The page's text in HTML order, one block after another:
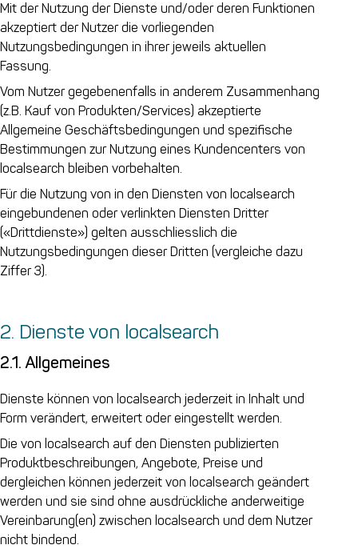
Mit der Nutzung der Dienste und/oder deren Funktionen
akzeptiert der Nutzer die vorliegenden
Nutzungsbedingungen in ihrer jeweils aktuellen
Fassung.
Vom Nutzer gegebenenfalls in anderem Zusammenhang
(z.B. Kauf von Produkten/Services) akzeptierte
Allgemeine Geschäftsbedingungen und spezifische
Bestimmungen zur Nutzung eines Kundencenters von
localsearch bleiben vorbehalten.
Für die Nutzung von in den Diensten von localsearch
eingebundenen oder verlinkten Diensten Dritter
(«Drittdienste») gelten ausschliesslich die
Nutzungsbedingungen dieser Dritten (vergleiche dazu
Ziffer 3).
2. Dienste von localsearch
2.1. Allgemeines
Dienste können von localsearch jederzeit in Inhalt und
Form verändert, erweitert oder eingestellt werden.
Die von localsearch auf den Diensten publizierten
Produktbeschreibungen, Angebote, Preise und
dergleichen können jederzeit von localsearch geändert
werden und sie sind ohne ausdrückliche anderweitige
Vereinbarung(en) zwischen localsearch und dem Nutzer
nicht bindend.